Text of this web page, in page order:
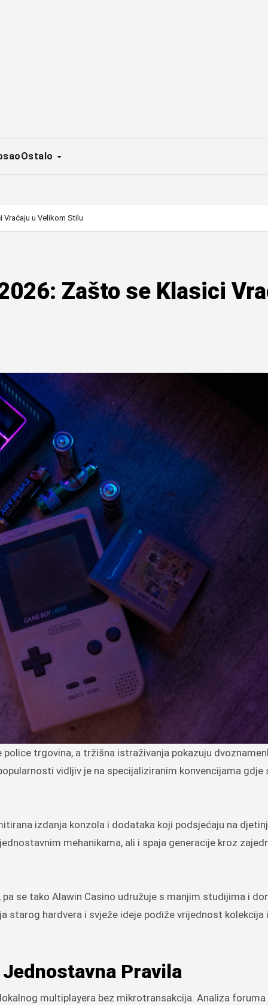
Ostalo
Vraćaju u Velikom Stilu
Zašto se Klasici
vidljiv je na specijaliziranim konvencijama gdje
izdanja konzola i dodataka koji podsjećaju na
mehanikama, ali i spaja generacije kroz
se tako Alawin Casino udružuje s manjim studijima i
starog hardvera i svježe ideje podiže vrijednost kolekcija
Pravila
multiplayera bez mikrotransakcija. Analiza foruma